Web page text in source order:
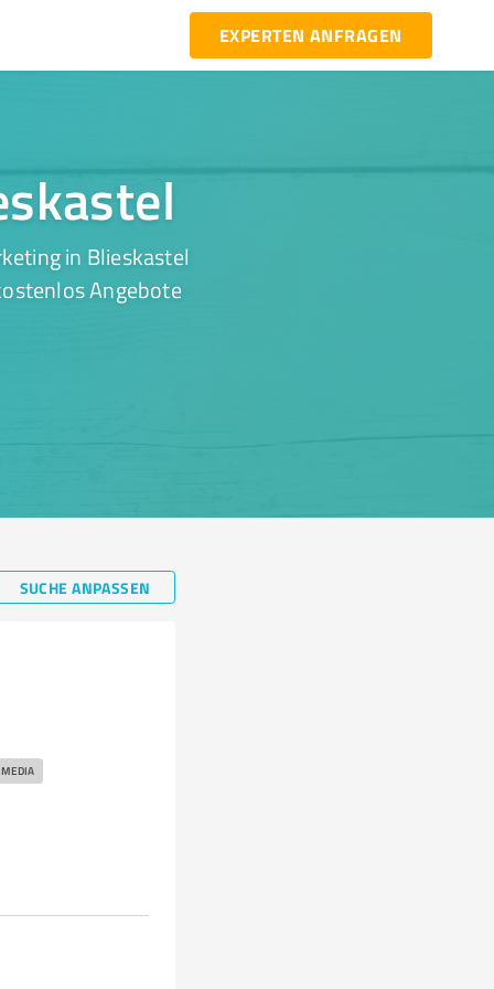
EXPERTEN ANFRAGEN
in Blieskastel
Angebote
SUCHE ANPASSEN
MEDIA